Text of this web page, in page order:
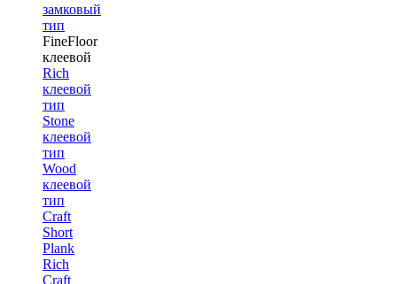
замковый
тип
FineFloor
клеевой
Rich
клеевой
тип
Stone
клеевой
тип
Wood
клеевой
тип
Craft
Short
Plank
Rich
Craft